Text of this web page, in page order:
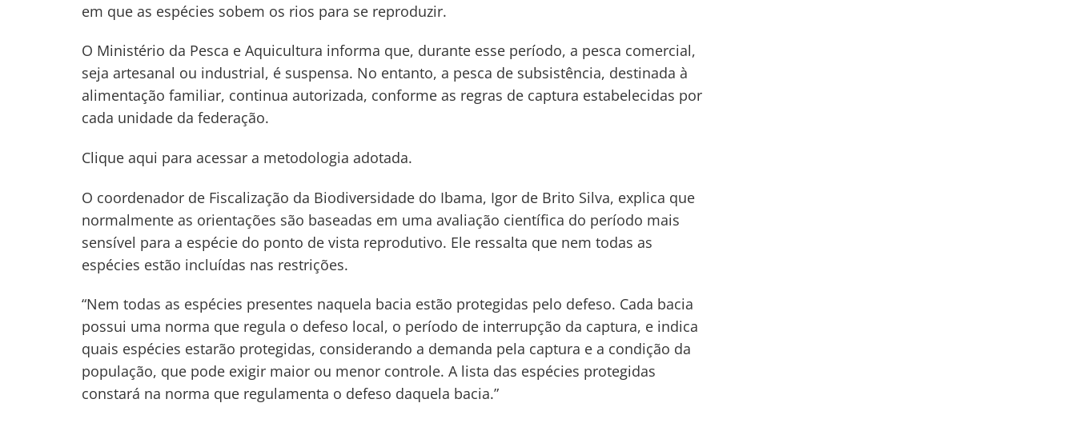
em que as espécies sobem os rios para se reproduzir.
O Ministério da Pesca e Aquicultura informa que, durante esse período, a pesca comercial,
seja artesanal ou industrial, é suspensa. No entanto, a pesca de subsistência, destinada à
alimentação familiar, continua autorizada, conforme as regras de captura estabelecidas por
cada unidade da federação.
Clique aqui para acessar a metodologia adotada.
O coordenador de Fiscalização da Biodiversidade do Ibama, Igor de Brito Silva, explica que
normalmente as orientações são baseadas em uma avaliação científica do período mais
sensível para a espécie do ponto de vista reprodutivo. Ele ressalta que nem todas as
espécies estão incluídas nas restrições.
“Nem todas as espécies presentes naquela bacia estão protegidas pelo defeso. Cada bacia
possui uma norma que regula o defeso local, o período de interrupção da captura, e indica
quais espécies estarão protegidas, considerando a demanda pela captura e a condição da
população, que pode exigir maior ou menor controle. A lista das espécies protegidas
constará na norma que regulamenta o defeso daquela bacia.”